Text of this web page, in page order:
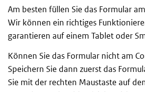
Am besten füllen Sie das Formular
Wir können ein richtiges
garantieren auf einem Tablet oder
Können Sie das Formular nicht am
Speichern Sie dann zuerst das
Sie mit der rechten Maustaste auf